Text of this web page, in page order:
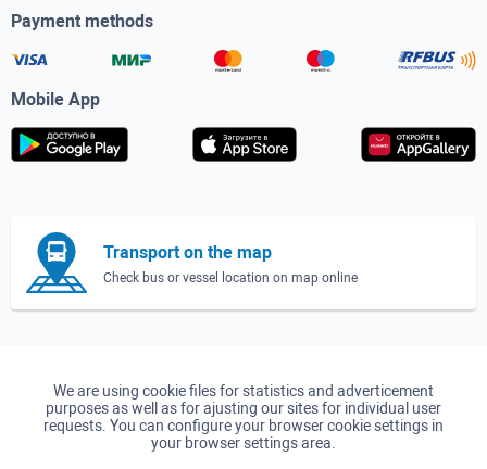
Payment methods
Mobile App
Transport on the map
Check bus or vessel location on map online
We are using cookie files for statistics and adverticement
purposes as well as for ajusting our sites for individual user
requests. You can configure your browser cookie settings in
your browser settings area.